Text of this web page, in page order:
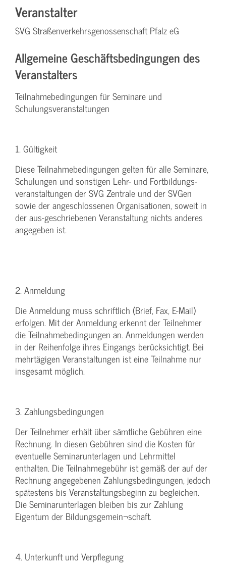
Veranstalter
SVG Straßenverkehrsgenossenschaft Pfalz eG
Allgemeine Geschäftsbedingungen des
Veranstalters
Teilnahmebedingungen für Seminare und
Schulungsveranstaltungen
1. Gültigkeit
Diese Teilnahmebedingungen gelten für alle Seminare,
Schulungen und sonstigen Lehr- und Fortbildungs-
veranstaltungen der SVG Zentrale und der SVGen
sowie der angeschlossenen Organisationen, soweit in
der aus-geschriebenen Veranstaltung nichts anderes
angegeben ist.
2. Anmeldung
Die Anmeldung muss schriftlich (Brief, Fax, E-Mail)
erfolgen. Mit der Anmeldung erkennt der Teilnehmer
die Teilnahmebedingungen an. Anmeldungen werden
in der Reihenfolge ihres Eingangs berücksichtigt. Bei
mehrtägigen Veranstaltungen ist eine Teilnahme nur
insgesamt möglich.
3. Zahlungsbedingungen
Der Teilnehmer erhält über sämtliche Gebühren eine
Rechnung. In diesen Gebühren sind die Kosten für
eventuelle Seminarunterlagen und Lehrmittel
enthalten. Die Teilnahmegebühr ist gemäß der auf der
Rechnung angegebenen Zahlungsbedingungen, jedoch
spätestens bis Veranstaltungsbeginn zu begleichen.
Die Seminarunterlagen bleiben bis zur Zahlung
Eigentum der Bildungsgemein¬schaft.
4. Unterkunft und Verpflegung